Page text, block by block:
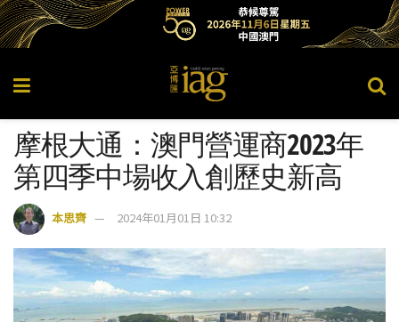
摩根大通：澳門營運商2023年
第四季中場收入創歷史新高
本思齊 2024年01月01日 10:32